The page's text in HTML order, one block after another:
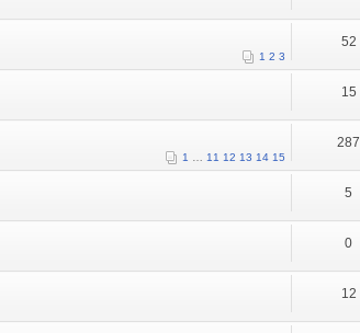
1 2 3
52
15
1 11 12 13 14 15
287
5
0
12